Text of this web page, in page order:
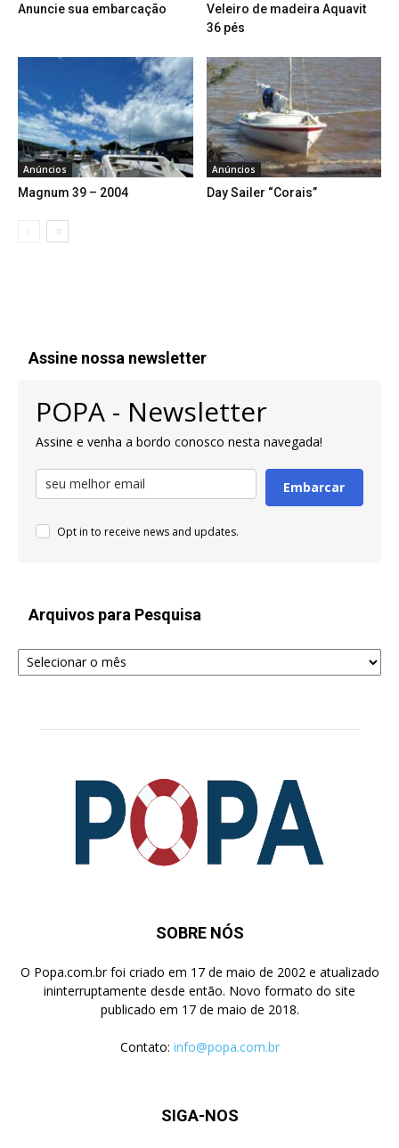
Anuncie sua embarcação
Veleiro de madeira Aquavit
36 pés
Anúncios
Magnum 39 – 2004
Anúncios
Day Sailer “Corais”
Assine nossa newsletter
POPA - Newsletter
Assine e venha a bordo conosco nesta navegada!
Embarcar
Opt in to receive news and updates.
Arquivos para Pesquisa
Arquivos
para
SOBRE NÓS
O Popa.com.br foi criado em 17 de maio de 2002 e atualizado
ininterruptamente desde então. Novo formato do site
publicado em 17 de maio de 2018.
Contato: info@popa.com.br
SIGA-NOS